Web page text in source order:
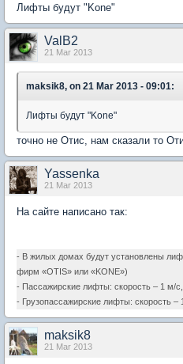
Лифты будут "Kone"
ValB2
21 Mar 2013
maksik8, on 21 Mar 2013 - 09:01:
Лифты будут "Kone"
точно не Отис, нам сказали то
Yassenka
21 Mar 2013
На сайте написано так:
- В жилых домах будут установлены
фирм «OTIS» или «KONE»)
- Пассажирские лифты: скорость – 1 м/
- Грузопассажирские лифты: скорость –
maksik8
21 Mar 2013